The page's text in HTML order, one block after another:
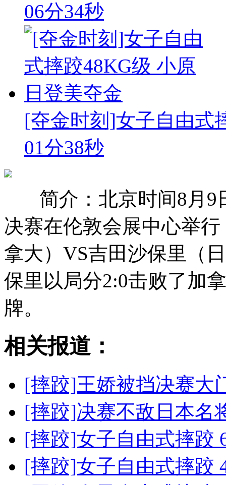
06分34秒
[夺金时刻]女子自由式
01分38秒
简介：北京时间8月9
决赛在伦敦会展中心举
拿大）VS吉田沙保里（
保里以局分2:0击败了加
牌。
相关报道：
[摔跤]王娇被挡决赛大
[摔跤]决赛不敌日本名
[摔跤]女子自由式摔跤
[摔跤]女子自由式摔跤